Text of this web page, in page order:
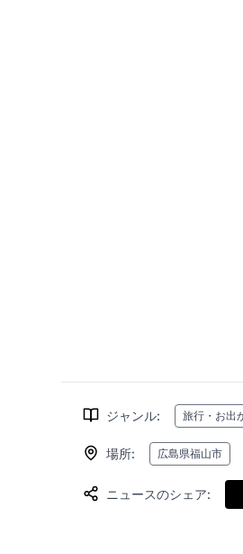
ジャンル: 旅行・お出
場所: 広島県福山市
ニュースのシェア: